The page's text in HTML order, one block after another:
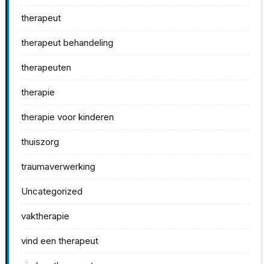
therapeut
therapeut behandeling
therapeuten
therapie
therapie voor kinderen
thuiszorg
traumaverwerking
Uncategorized
vaktherapie
vind een therapeut